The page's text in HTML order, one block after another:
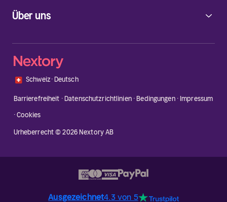
Über uns
🇨🇭 Schweiz·Deutsch
Barrierefreiheit ·Datenschutzrichtlinien·Bedingungen· Impressum
·Cookies
Urheberrecht © 2026 Nextory AB
Ausgezeichnet4.3 von 5